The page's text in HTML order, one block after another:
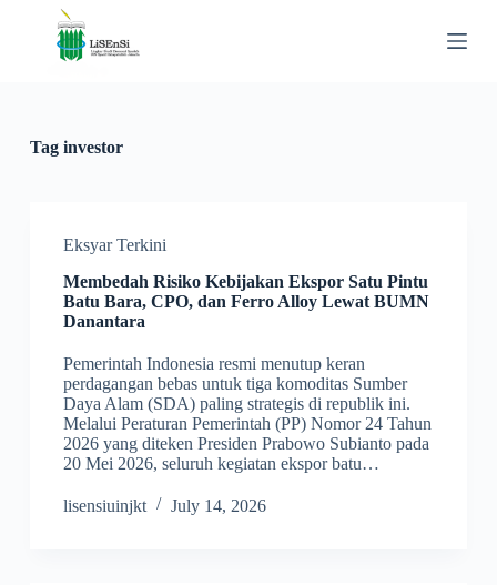
Taginvestor
Eksyar Terkini
Membedah Risiko Kebijakan Ekspor Satu Pintu
Batu Bara, CPO, dan Ferro Alloy Lewat BUMN
Danantara
Pemerintah Indonesia resmi menutup keran
perdagangan bebas untuk tiga komoditas Sumber
Daya Alam (SDA) paling strategis di republik ini.
Melalui Peraturan Pemerintah (PP) Nomor 24 Tahun
2026 yang diteken Presiden Prabowo Subianto pada
20 Mei 2026, seluruh kegiatan ekspor batu…
lisensiuinjkt July 14, 2026